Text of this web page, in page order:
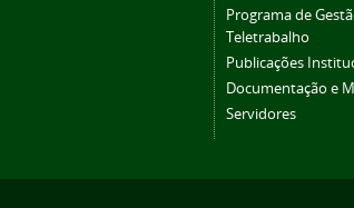
Programa de
Teletrabalho
Publicações
Documentação e
Servidores